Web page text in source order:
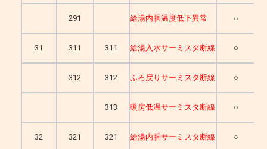
291 給湯内胴温度低下異常 ○
31 311 311 給湯入水サーミスタ断線 ○
312 312 ふろ戻りサーミスタ断線 ○
313 暖房低温サーミスタ断線 ○
32 321 321 給湯内胴サーミスタ断線 ○